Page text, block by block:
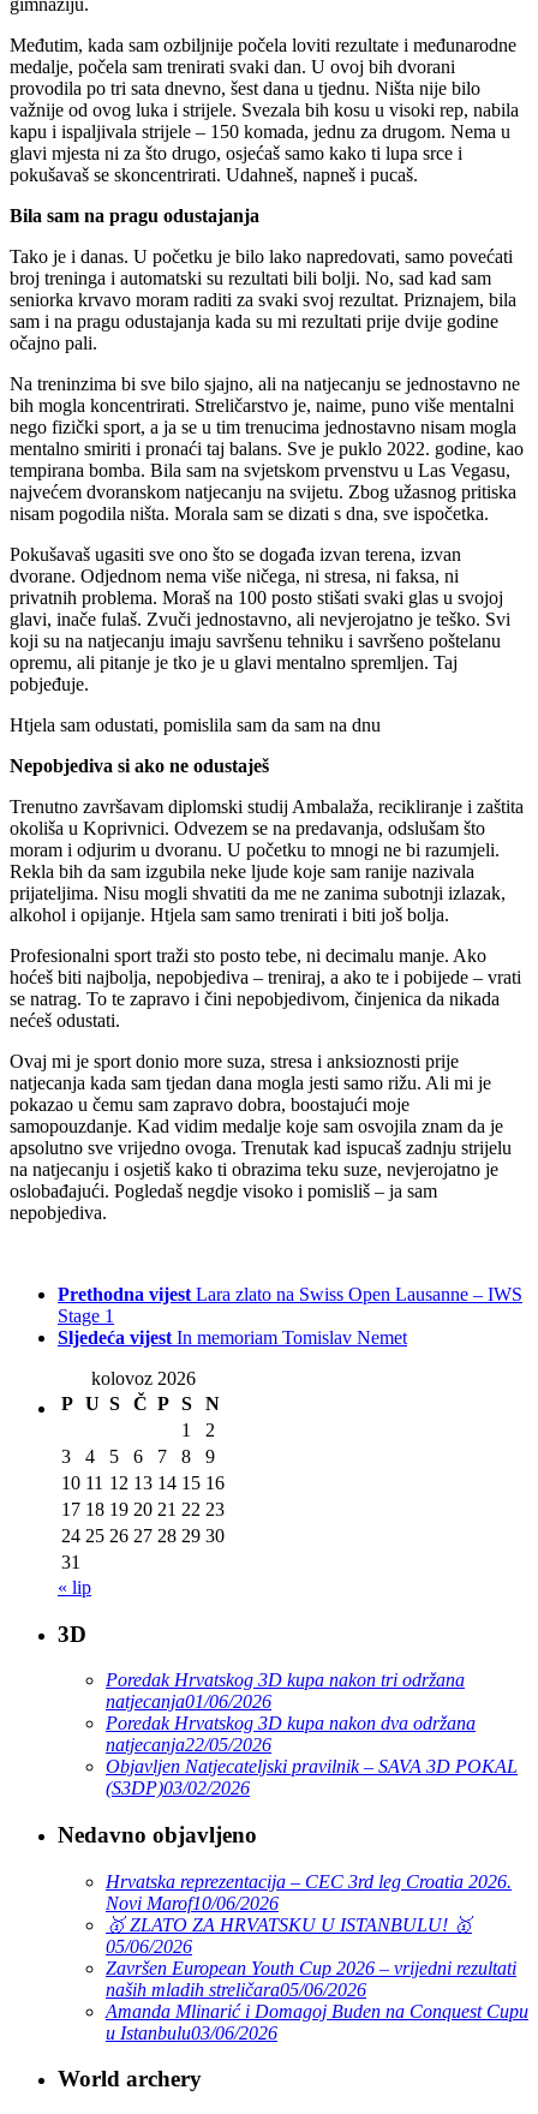
Međutim, kada sam ozbiljnije počela loviti rezultate i međunarodne
medalje, počela sam trenirati svaki dan. U ovoj bih dvorani
provodila po tri sata dnevno, šest dana u tjednu. Ništa nije bilo
važnije od ovog luka i strijele. Svezala bih kosu u visoki rep, nabila
kapu i ispaljivala strijele – 150 komada, jednu za drugom. Nema u
glavi mjesta ni za što drugo, osjećaš samo kako ti lupa srce i
pokušavaš se skoncentrirati. Udahneš, napneš i pucaš.
Bila sam na pragu odustajanja
Tako je i danas. U početku je bilo lako napredovati, samo povećati
broj treninga i automatski su rezultati bili bolji. No, sad kad sam
seniorka krvavo moram raditi za svaki svoj rezultat. Priznajem, bila
sam i na pragu odustajanja kada su mi rezultati prije dvije godine
očajno pali.
Na treninzima bi sve bilo sjajno, ali na natjecanju se jednostavno ne
bih mogla koncentrirati. Streličarstvo je, naime, puno više mentalni
nego fizički sport, a ja se u tim trenucima jednostavno nisam mogla
mentalno smiriti i pronaći taj balans. Sve je puklo 2022. godine, kao
tempirana bomba. Bila sam na svjetskom prvenstvu u Las Vegasu,
najvećem dvoranskom natjecanju na svijetu. Zbog užasnog pritiska
nisam pogodila ništa. Morala sam se dizati s dna, sve ispočetka.
Pokušavaš ugasiti sve ono što se događa izvan terena, izvan
dvorane. Odjednom nema više ničega, ni stresa, ni faksa, ni
privatnih problema. Moraš na 100 posto stišati svaki glas u svojoj
glavi, inače fulaš. Zvuči jednostavno, ali nevjerojatno je teško. Svi
koji su na natjecanju imaju savršenu tehniku i savršeno poštelanu
opremu, ali pitanje je tko je u glavi mentalno spremljen. Taj
pobjeđuje.
Htjela sam odustati, pomislila sam da sam na dnu
Nepobjediva si ako ne odustaješ
Trenutno završavam diplomski studij Ambalaža, recikliranje i zaštita
okoliša u Koprivnici. Odvezem se na predavanja, odslušam što
moram i odjurim u dvoranu. U početku to mnogi ne bi razumjeli.
Rekla bih da sam izgubila neke ljude koje sam ranije nazivala
prijateljima. Nisu mogli shvatiti da me ne zanima subotnji izlazak,
alkohol i opijanje. Htjela sam samo trenirati i biti još bolja.
Profesionalni sport traži sto posto tebe, ni decimalu manje. Ako
hoćeš biti najbolja, nepobjediva – treniraj, a ako te i pobijede – vrati
se natrag. To te zapravo i čini nepobjedivom, činjenica da nikada
nećeš odustati.
Ovaj mi je sport donio more suza, stresa i anksioznosti prije
natjecanja kada sam tjedan dana mogla jesti samo rižu. Ali mi je
pokazao u čemu sam zapravo dobra, boostajući moje
samopouzdanje. Kad vidim medalje koje sam osvojila znam da je
apsolutno sve vrijedno ovoga. Trenutak kad ispucaš zadnju strijelu
na natjecanju i osjetiš kako ti obrazima teku suze, nevjerojatno je
oslobađajući. Pogledaš negdje visoko i pomisliš – ja sam
nepobjediva.
Prethodna vijest Lara zlato na Swiss Open Lausanne – IWS
Stage 1
Sljedeća vijest In memoriam Tomislav Nemet
kolovoz 2026
P U S Č P S
N
1
2
3
4 5 6 7 8
9
10 11 12 13 14 15 16
17 18 19 20 21 22 23
24 25 26 27 28 29 30
31
« lip
3D
Poredak Hrvatskog 3D kupa nakon tri održana
natjecanja01/06/2026
Poredak Hrvatskog 3D kupa nakon dva održana
natjecanja22/05/2026
Objavljen Natjecateljski pravilnik – SAVA 3D POKAL
(S3DP)03/02/2026
Nedavno objavljeno
Hrvatska reprezentacija – CEC 3rd leg Croatia 2026.
Novi Marof10/06/2026
🥇 ZLATO ZA HRVATSKU U ISTANBULU! 🥇
05/06/2026
Završen European Youth Cup 2026 – vrijedni rezultati
naših mladih streličara05/06/2026
Amanda Mlinarić i Domagoj Buden na Conquest Cupu
u Istanbulu03/06/2026
World archery